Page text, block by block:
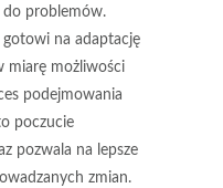
do problemów.
na adaptację
miarę możliwości
podejmowania
poczucie
pozwala na lepsze
zmian.